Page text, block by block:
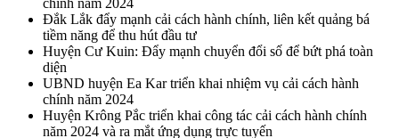
chính năm 2024
Đắk Lắk đẩy mạnh cải cách hành chính, liên kết quảng bá
tiềm năng để thu hút đầu tư
Huyện Cư Kuin: Đẩy mạnh chuyển đổi số để bứt phá toàn
diện
UBND huyện Ea Kar triển khai nhiệm vụ cải cách hành
chính năm 2024
Huyện Krông Pắc triển khai công tác cải cách hành chính
năm 2024 và ra mắt ứng dụng trực tuyến